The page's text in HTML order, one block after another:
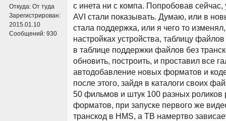
Откуда: От туда
Зарегистрирован:
2015.01.10
Сообщений: 930
с инета ни с компа. Попробовав сейчас,
AVI стали показывать. Думаю, или в
стала поддержка, или я чего то
настройках устройства, таблицу
в таблице поддержки файлов без
обновить, построить, и проставил все
автодобавление новых форматов и
после этого, зайдя в каталоги своих
50 фильмов и штук 100 разных роликов
форматов, при запуске первого же
транскод в HMS, а ТВ намертво